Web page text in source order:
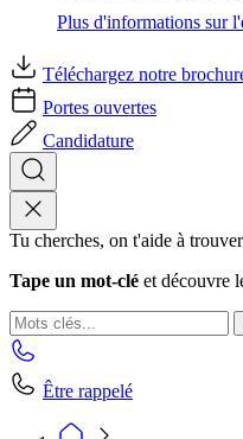
Plus d'informations sur
Téléchargez notre
Portes ouvertes
Candidature
Tu cherches, on t'aide à
Tape un mot-clé et découvre
Être rappelé